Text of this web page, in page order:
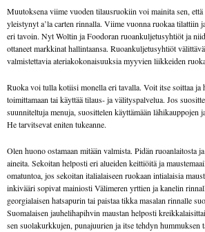
Muutoksena viime vuoden tilausruokiin voi mainita sen,
yleistynyt a’la carten rinnalla. Viime vuonna ruokaa tilattiin
eri tavoin. Nyt Woltin ja Foodoran ruoankuljetusyhtiöt ja
ottaneet markkinat hallintaansa. Ruoankuljetusyhtiöt
valmistettavia ateriakokonaisuuksia myyvien liikkeiden
Ruoka voi tulla kotiisi monella eri tavalla. Voit itse soittaa ja
toimittamaan tai käyttää tilaus- ja välityspalvelua. Jos
suunniteltuja menuja, suosittelen käyttämään lähikauppojen
He tarvitsevat eniten tukeanne.
Olen huono ostamaan mitään valmista. Pidän ruoanlaitosta
aineita. Sekoitan helposti eri alueiden keittiöitä ja
omatuntoa, jos sekoitan italialaiseen ruokaan intialaisia
inkivääri sopivat mainiosti Välimeren yrttien ja kanelin
georgialaisen hatsapurin tai paistaa tikka masalan rinnalle
Suomalaisen jauhelihapihvin maustan helposti
sen suolakurkkujen, punajuurien ja itse tehdyn hummuksen